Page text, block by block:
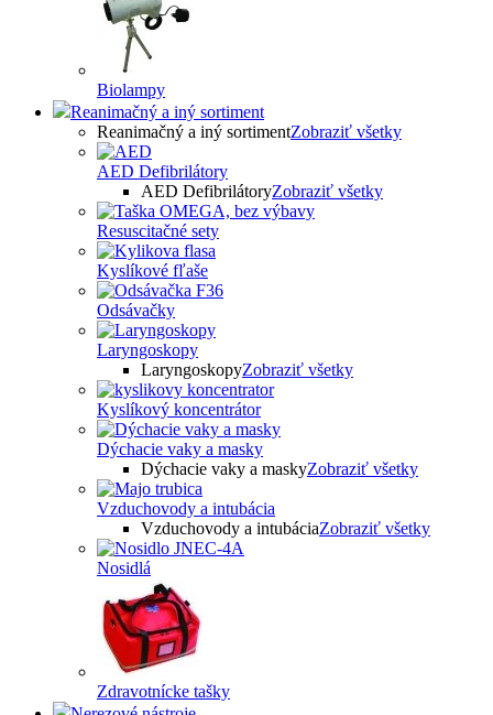
Biolampy
Reanimačný a iný sortiment
Reanimačný a iný sortimentZobraziť všetky
AED Defibrilátory
AED DefibrilátoryZobraziť všetky
Resuscitačné sety
Kyslíkové fľaše
Odsávačky
Laryngoskopy
LaryngoskopyZobraziť všetky
Kyslíkový koncentrátor
Dýchacie vaky a masky
Dýchacie vaky a maskyZobraziť všetky
Vzduchovody a intubácia
Vzduchovody a intubáciaZobraziť všetky
Nosidlá
Zdravotnícke tašky